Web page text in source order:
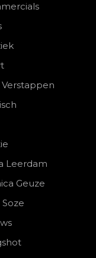
Verstappen
Leerdam
Geuze